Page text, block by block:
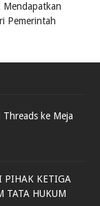
Mendapatkan
Pemerintah
ke Meja
PIHAK KETIGA
TATA HUKUM